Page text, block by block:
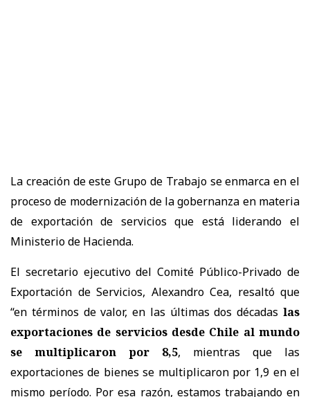
La creación de este Grupo de Trabajo se enmarca en el
proceso de modernización de la gobernanza en materia
de exportación de servicios que está liderando el
Ministerio de Hacienda.
El secretario ejecutivo del Comité Público-Privado de
Exportación de Servicios, Alexandro Cea, resaltó que
“en términos de valor, en las últimas dos décadas las
exportaciones de servicios desde Chile al mundo
se multiplicaron por 8,5, mientras que las
exportaciones de bienes se multiplicaron por 1,9 en el
mismo período. Por esa razón, estamos trabajando en